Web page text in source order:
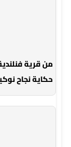
من قرية
حكاية نجاح